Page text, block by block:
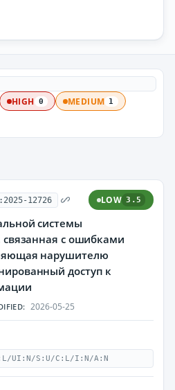
HIGH 0 MEDIUM 1
12726 LOW 3.5
системы
связанная с ошибками
нарушителю
доступ к
2026-05-25
UI:N/S:U/C:L/I:N/A:N